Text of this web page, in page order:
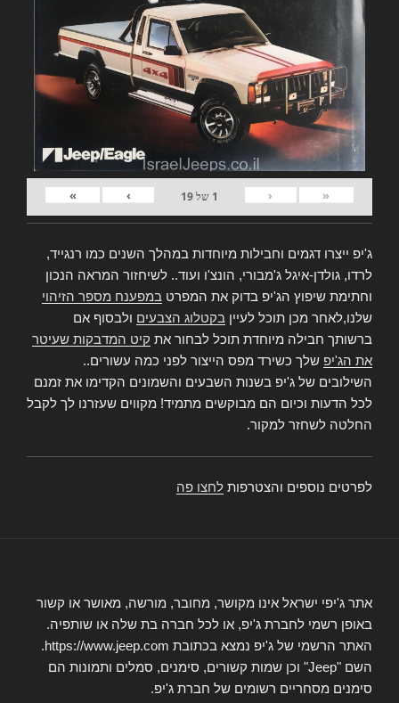
«
‹
1 של19
›
»
ג'יפ ייצרו דגמים וחבילות מיוחדות במהלך השנים כמו רנגייד,
לרדו, גולדן-איגל ג'מבורי, הונצ'ו ועוד.. לשיחזור המראה הנכון
וחתימת שיפוץ הג'יפ בדוק את המפרט במפענח מספר הזיהוי
שלנו,לאחר מכן תוכל לעיין בקטלוג הצבעים ולבסוף אם
ברשותך חבילה מיוחדת תוכל לבחור את קיט המדבקות שעיטר
את הג'יפ שלך כשירד מפס הייצור לפני כמה עשורים..
השילובים של ג'יפ בשנות השבעים והשמונים הקדימו את זמנם
לכל הדעות וכיום הם מבוקשים מתמיד! מקווים שעזרנו לך לקבל
החלטה לשחזר למקור.
לפרטים נוספים והצטרפות לחצו פה
אתר ג'יפי ישראל אינו מקושר, מחובר, מורשה, מאושר או קשור
באופן רשמי לחברת ג'יפ, או לכל חברה בת שלה או שותפיה.
האתר הרשמי של ג'יפ נמצא בכתובת https://www.jeep.com.
השם "Jeep" וכן שמות קשורים, סימנים, סמלים ותמונות הם
סימנים מסחריים רשומים של חברת ג'יפ.